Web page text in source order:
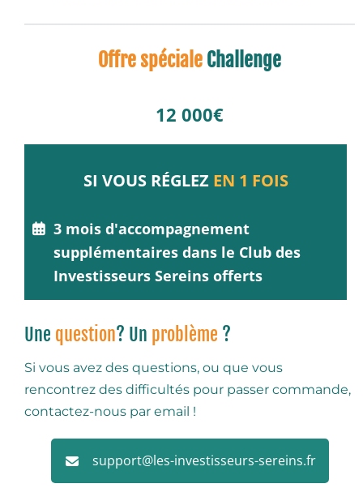
Offre spéciale Challenge
12 000€
SI VOUS RÉGLEZ EN 1 FOIS
3 mois d'accompagnement
supplémentaires dans le Club des
Investisseurs Sereins offerts
Une question? Un problème ?
Si vous avez des questions, ou que vous
rencontrez des difficultés pour passer commande,
contactez-nous par email !
support@les-investisseurs-sereins.fr